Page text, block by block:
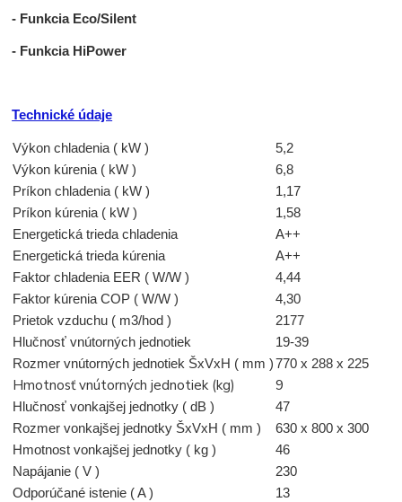
- Funkcia Eco/Silent
- Funkcia HiPower
Technické údaje
Výkon chladenia ( kW )
5,2
Výkon kúrenia ( kW )
6,8
Príkon chladenia ( kW )
1,17
Príkon kúrenia ( kW )
1,58
Energetická trieda chladenia
A++
Energetická trieda kúrenia
A++
Faktor chladenia EER ( W/W )
4,44
Faktor kúrenia COP ( W/W )
4,30
Prietok vzduchu ( m3/hod )
2177
Hlučnosť vnútorných jednotiek
19-39
Rozmer vnútorných jednotiek ŠxVxH ( mm )770 x 288 x 225
Hmotnosť vnútorných jednotiek (kg) 9
Hlučnosť vonkajšej jednotky ( dB )
47
Rozmer vonkajšej jednotky ŠxVxH ( mm )
630 x 800 x 300
Hmotnost vonkajšej jednotky ( kg )
46
Napájanie ( V )
230
Odporúčané istenie ( A )
13